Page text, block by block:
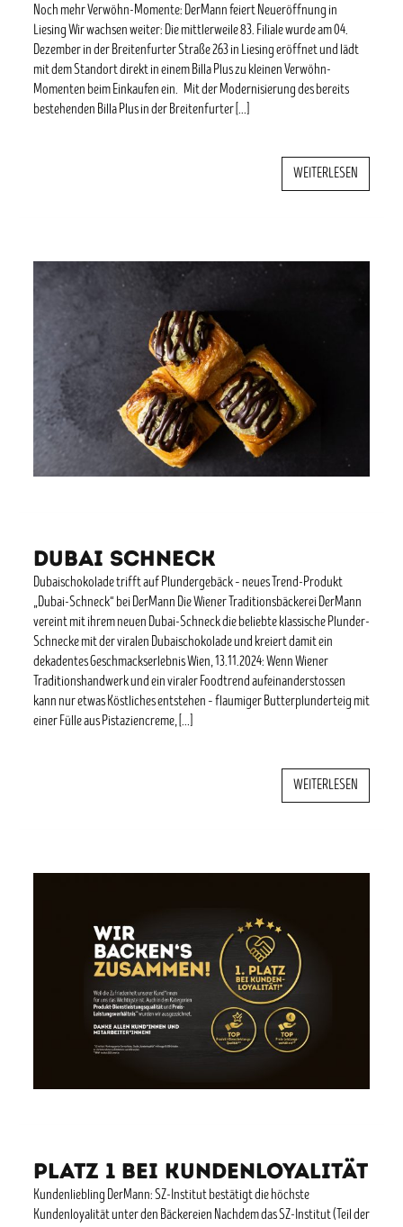
Noch mehr Verwöhn-Momente: DerMann feiert Neueröffnung in
Liesing Wir wachsen weiter: Die mittlerweile 83. Filiale wurde am 04.
Dezember in der Breitenfurter Straße 263 in Liesing eröffnet und lädt
mit dem Standort direkt in einem Billa Plus zu kleinen Verwöhn-
Momenten beim Einkaufen ein. Mit der Modernisierung des bereits
bestehenden Billa Plus in der Breitenfurter […]
WEITERLESEN
DUBAI SCHNECK
Dubaischokolade trifft auf Plundergebäck – neues Trend-Produkt
„Dubai-Schneck“ bei DerMann Die Wiener Traditionsbäckerei DerMann
vereint mit ihrem neuen Dubai-Schneck die beliebte klassische Plunder-
Schnecke mit der viralen Dubaischokolade und kreiert damit ein
dekadentes Geschmackserlebnis Wien, 13.11.2024: Wenn Wiener
Traditionshandwerk und ein viraler Foodtrend aufeinanderstossen
kann nur etwas Köstliches entstehen – flaumiger Butterplunderteig mit
einer Fülle aus Pistaziencreme, […]
WEITERLESEN
Platz 1 bei Kundenloyalität
Kundenliebling DerMann: SZ-Institut bestätigt die höchste
Kundenloyalität unter den Bäckereien Nachdem das SZ-Institut (Teil der